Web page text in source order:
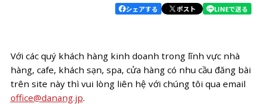
シェアする ポスト LINEで送る
Với các quý khách hàng kinh doanh trong lĩnh vực nhà
hàng, cafe, khách sạn, spa, cửa hàng có nhu cầu đăng bài
trên site này thì vui lòng liên hệ với chúng tôi qua email
office@danang.jp.